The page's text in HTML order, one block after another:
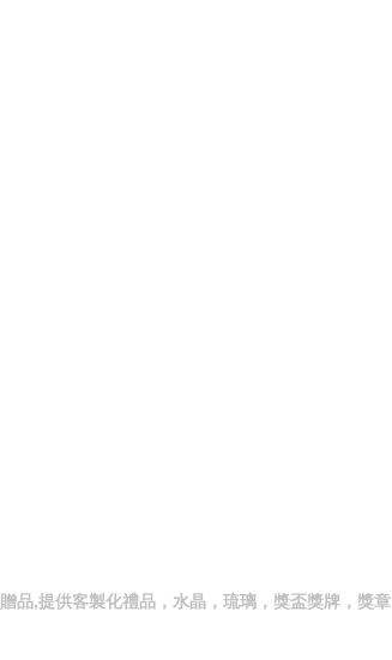
品,提供客製化禮品，水晶，琉璃，獎盃獎牌，獎章